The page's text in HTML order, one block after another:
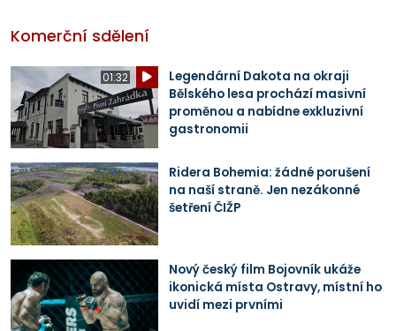
Komerční sdělení
01:32
Legendární Dakota na okraji
Bělského lesa prochází masivní
proměnou a nabídne exkluzivní
gastronomii
Ridera Bohemia: žádné porušení
na naší straně. Jen nezákonné
šetření ČIŽP
Nový český film Bojovník ukáže
ikonická místa Ostravy, místní ho
uvidí mezi prvními